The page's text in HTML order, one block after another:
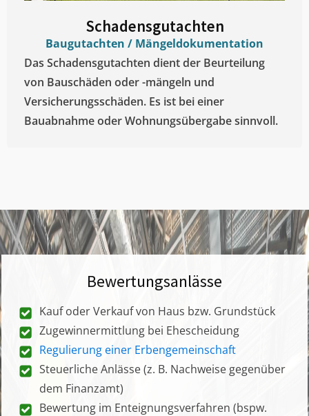
Schadensgutachten
Baugutachten / Mängeldokumentation
Das Schadensgutachten dient der Beurteilung
von Bauschäden oder -mängeln und
Versicherungsschäden. Es ist bei einer
Bauabnahme oder Wohnungsübergabe sinnvoll.
Bewertungsanlässe
Kauf oder Verkauf von Haus bzw. Grundstück
Zugewinnermittlung bei Ehescheidung
Regulierung einer Erbengemeinschaft
Steuerliche Anlässe (z. B. Nachweise gegenüber
dem Finanzamt)
Bewertung im Enteignungsverfahren (bspw.